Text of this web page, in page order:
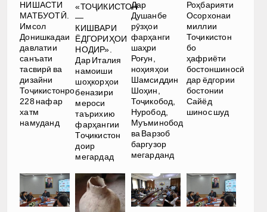
НИШАСТИ
МАТБУОТӢ.
Имсол
Донишкадаи
давлатии
санъати
тасвирӣ ва
дизайни
Тоҷикистонро
228 нафар
хатм
намуданд
«ТОҶИКИСТОН
—
КИШВАРИ
ЁДГОРИҲОИ
НОДИР».
Дар Италия
намоиши
шоҳкорҳои
беназири
мероси
таърихию
фарҳангии
Тоҷикистон
доир
мегардад
Дар
Душанбе
рӯзҳои
фарҳанги
шаҳри
Роғун,
ноҳияҳои
Шамсиддин
Шоҳин,
Тоҷикобод,
Нуробод,
Муъминобод
ва Варзоб
баргузор
мегарданд
Роҳбарияти
Осорхонаи
миллии
Тоҷикистон
бо
ҳафриёти
бостоншиносӣ
дар ёдгории
бостонии
Сайёд
шинос шуд